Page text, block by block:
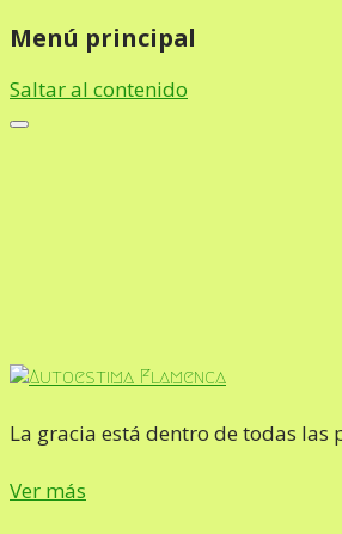
Menú principal
Saltar al contenido
La gracia está dentro de todas las
Ver más